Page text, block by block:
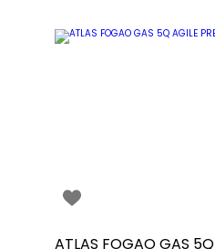
ATLAS FOGAO GAS 5Q